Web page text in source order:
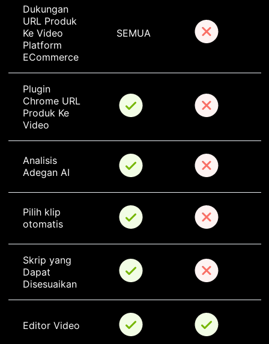
Dukungan
URL Produk
Ke Video
Platform
ECommerce
SEMUA
Plugin
Chrome URL
Produk Ke
Video
Analisis
Adegan AI
Pilih klip
otomatis
Skrip yang
Dapat
Disesuaikan
Editor Video